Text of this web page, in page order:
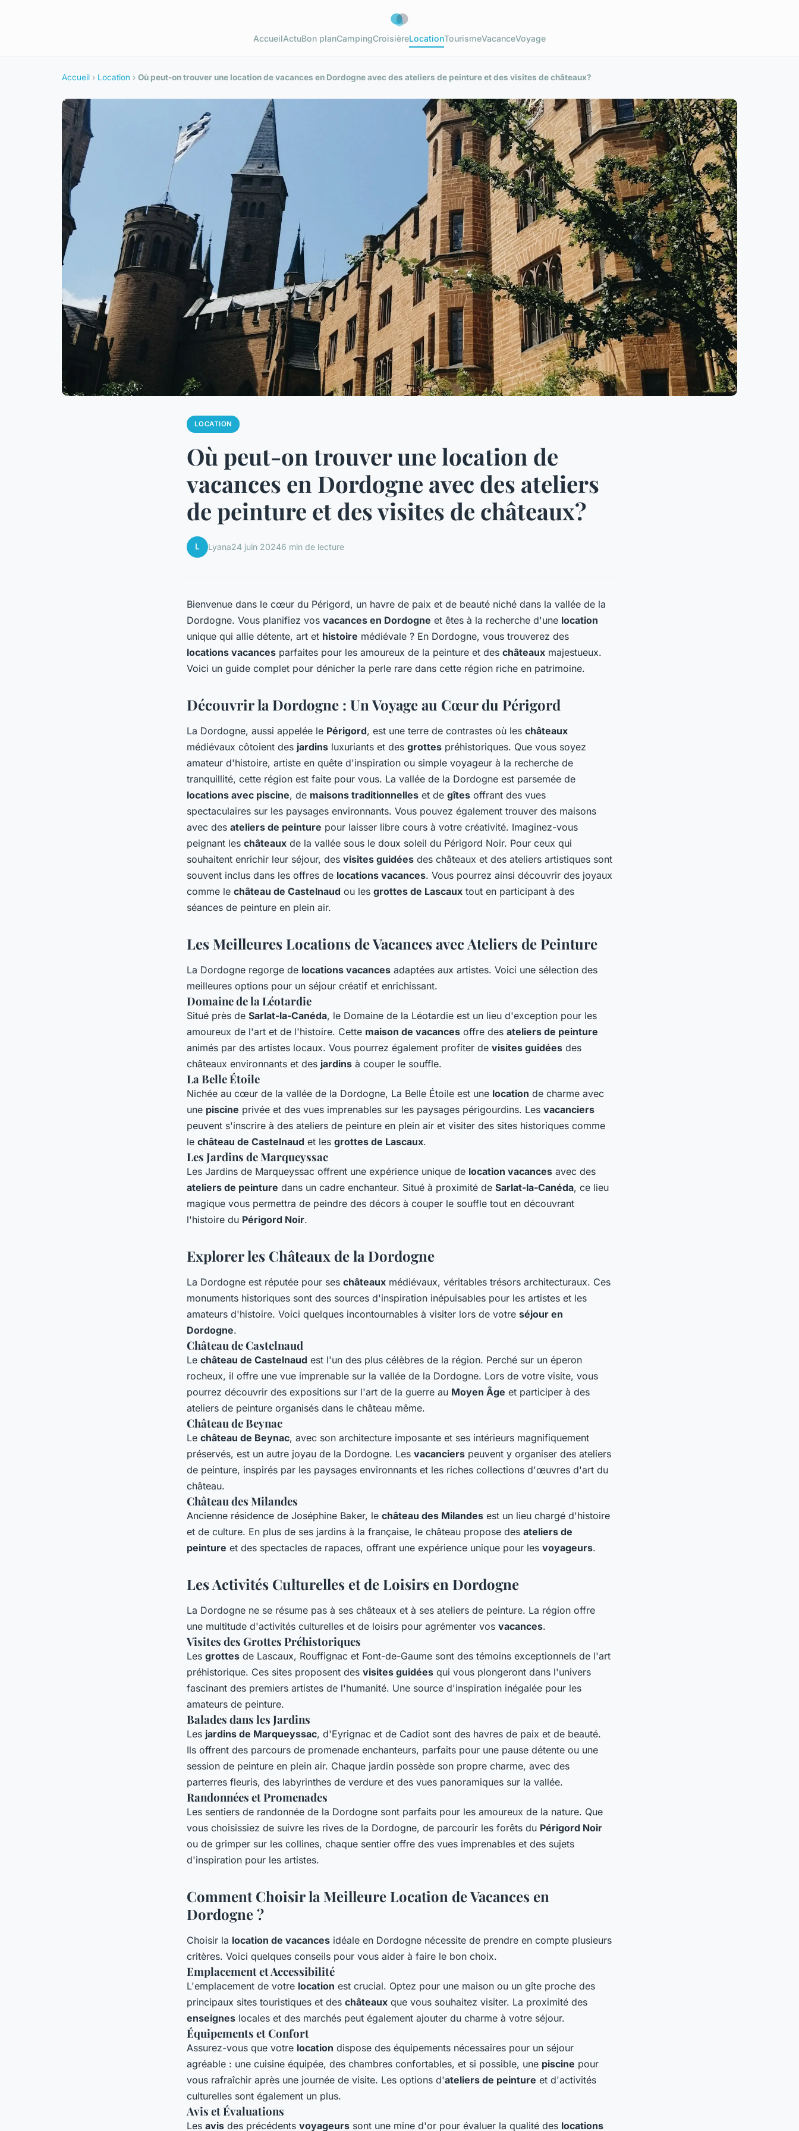
AccueilActuBon planCampingCroisièreLocationTourismeVacanceVoyage
Accueil › Location › Où peut-on trouver une location de vacances en Dordogne avec des ateliers de peinture et des visites de châteaux?
LOCATION
Où peut-on trouver une location de
vacances en Dordogne avec des ateliers
de peinture et des visites de châteaux?
L Lyana24 juin 20246 min de lecture
Bienvenue dans le cœur du Périgord, un havre de paix et de beauté niché dans la vallée de la
Dordogne. Vous planifiez vos vacances en Dordogne et êtes à la recherche d'une location
unique qui allie détente, art et histoire médiévale ? En Dordogne, vous trouverez des
locations vacances parfaites pour les amoureux de la peinture et des châteaux majestueux.
Voici un guide complet pour dénicher la perle rare dans cette région riche en patrimoine.
Découvrir la Dordogne : Un Voyage au Cœur du Périgord
La Dordogne, aussi appelée le Périgord, est une terre de contrastes où les châteaux
médiévaux côtoient des jardins luxuriants et des grottes préhistoriques. Que vous soyez
amateur d'histoire, artiste en quête d'inspiration ou simple voyageur à la recherche de
tranquillité, cette région est faite pour vous. La vallée de la Dordogne est parsemée de
locations avec piscine, de maisons traditionnelles et de gîtes offrant des vues
spectaculaires sur les paysages environnants. Vous pouvez également trouver des maisons
avec des ateliers de peinture pour laisser libre cours à votre créativité. Imaginez-vous
peignant les châteaux de la vallée sous le doux soleil du Périgord Noir. Pour ceux qui
souhaitent enrichir leur séjour, des visites guidées des châteaux et des ateliers artistiques sont
souvent inclus dans les offres de locations vacances. Vous pourrez ainsi découvrir des joyaux
comme le château de Castelnaud ou les grottes de Lascaux tout en participant à des
séances de peinture en plein air.
Les Meilleures Locations de Vacances avec Ateliers de Peinture
La Dordogne regorge de locations vacances adaptées aux artistes. Voici une sélection des
meilleures options pour un séjour créatif et enrichissant.
Domaine de la Léotardie
Situé près de Sarlat-la-Canéda, le Domaine de la Léotardie est un lieu d'exception pour les
amoureux de l'art et de l'histoire. Cette maison de vacances offre des ateliers de peinture
animés par des artistes locaux. Vous pourrez également profiter de visites guidées des
châteaux environnants et des jardins à couper le souffle.
La Belle Étoile
Nichée au cœur de la vallée de la Dordogne, La Belle Étoile est une location de charme avec
une piscine privée et des vues imprenables sur les paysages périgourdins. Les vacanciers
peuvent s'inscrire à des ateliers de peinture en plein air et visiter des sites historiques comme
le château de Castelnaud et les grottes de Lascaux.
Les Jardins de Marqueyssac
Les Jardins de Marqueyssac offrent une expérience unique de location vacances avec des
ateliers de peinture dans un cadre enchanteur. Situé à proximité de Sarlat-la-Canéda, ce lieu
magique vous permettra de peindre des décors à couper le souffle tout en découvrant
l'histoire du Périgord Noir.
Explorer les Châteaux de la Dordogne
La Dordogne est réputée pour ses châteaux médiévaux, véritables trésors architecturaux. Ces
monuments historiques sont des sources d'inspiration inépuisables pour les artistes et les
amateurs d'histoire. Voici quelques incontournables à visiter lors de votre séjour en
Dordogne.
Château de Castelnaud
Le château de Castelnaud est l'un des plus célèbres de la région. Perché sur un éperon
rocheux, il offre une vue imprenable sur la vallée de la Dordogne. Lors de votre visite, vous
pourrez découvrir des expositions sur l'art de la guerre au Moyen Âge et participer à des
ateliers de peinture organisés dans le château même.
Château de Beynac
Le château de Beynac, avec son architecture imposante et ses intérieurs magnifiquement
préservés, est un autre joyau de la Dordogne. Les vacanciers peuvent y organiser des ateliers
de peinture, inspirés par les paysages environnants et les riches collections d'œuvres d'art du
château.
Château des Milandes
Ancienne résidence de Joséphine Baker, le château des Milandes est un lieu chargé d'histoire
et de culture. En plus de ses jardins à la française, le château propose des ateliers de
peinture et des spectacles de rapaces, offrant une expérience unique pour les voyageurs.
Les Activités Culturelles et de Loisirs en Dordogne
La Dordogne ne se résume pas à ses châteaux et à ses ateliers de peinture. La région offre
une multitude d'activités culturelles et de loisirs pour agrémenter vos vacances.
Visites des Grottes Préhistoriques
Les grottes de Lascaux, Rouffignac et Font-de-Gaume sont des témoins exceptionnels de l'art
préhistorique. Ces sites proposent des visites guidées qui vous plongeront dans l'univers
fascinant des premiers artistes de l'humanité. Une source d'inspiration inégalée pour les
amateurs de peinture.
Balades dans les Jardins
Les jardins de Marqueyssac, d'Eyrignac et de Cadiot sont des havres de paix et de beauté.
Ils offrent des parcours de promenade enchanteurs, parfaits pour une pause détente ou une
session de peinture en plein air. Chaque jardin possède son propre charme, avec des
parterres fleuris, des labyrinthes de verdure et des vues panoramiques sur la vallée.
Randonnées et Promenades
Les sentiers de randonnée de la Dordogne sont parfaits pour les amoureux de la nature. Que
vous choisissiez de suivre les rives de la Dordogne, de parcourir les forêts du Périgord Noir
ou de grimper sur les collines, chaque sentier offre des vues imprenables et des sujets
d'inspiration pour les artistes.
Comment Choisir la Meilleure Location de Vacances en
Dordogne ?
Choisir la location de vacances idéale en Dordogne nécessite de prendre en compte plusieurs
critères. Voici quelques conseils pour vous aider à faire le bon choix.
Emplacement et Accessibilité
L'emplacement de votre location est crucial. Optez pour une maison ou un gîte proche des
principaux sites touristiques et des châteaux que vous souhaitez visiter. La proximité des
enseignes locales et des marchés peut également ajouter du charme à votre séjour.
Équipements et Confort
Assurez-vous que votre location dispose des équipements nécessaires pour un séjour
agréable : une cuisine équipée, des chambres confortables, et si possible, une piscine pour
vous rafraîchir après une journée de visite. Les options d'ateliers de peinture et d'activités
culturelles sont également un plus.
Avis et Évaluations
Les avis des précédents voyageurs sont une mine d'or pour évaluer la qualité des locations